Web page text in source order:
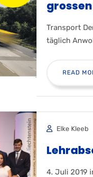
Transport
täglich
READ
Elke Kleeb
4. Juli 2019